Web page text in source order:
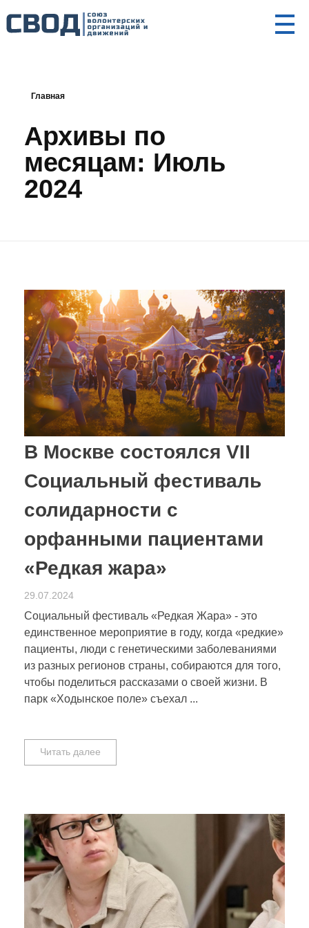
Главная
Архивы по
месяцам: Июль
2024
В Москве состоялся VII
Социальный фестиваль
солидарности с
орфанными пациентами
«Редкая жара»
29.07.2024
Социальный фестиваль «Редкая Жара» - это
единственное мероприятие в году, когда «редкие»
пациенты, люди с генетическими заболеваниями
из разных регионов страны, собираются для того,
чтобы поделиться рассказами о своей жизни. В
парк «Ходынское поле» съехал ...
Читать далее